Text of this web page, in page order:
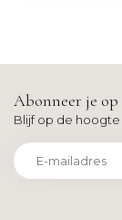
Abonneer je
Blijf op de